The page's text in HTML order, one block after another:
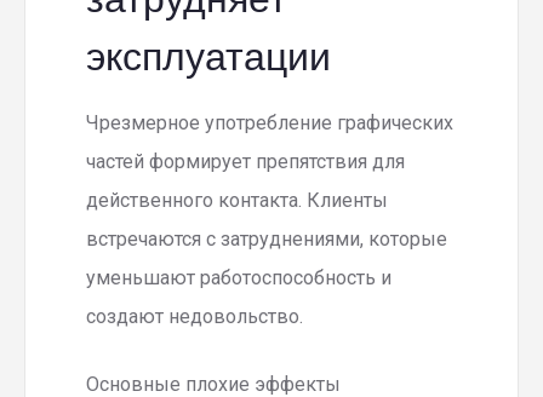
эксплуатации
Чрезмерное употребление графических
частей формирует препятствия для
действенного контакта. Клиенты
встречаются с затруднениями, которые
уменьшают работоспособность и
создают недовольство.
Основные плохие эффекты